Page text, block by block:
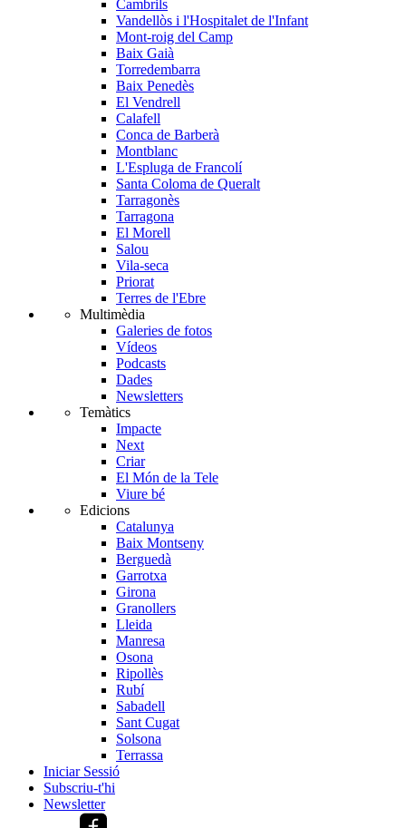
Cambrils
Vandellòs i l'Hospitalet de l'Infant
Mont-roig del Camp
Baix Gaià
Torredembarra
Baix Penedès
El Vendrell
Calafell
Conca de Barberà
Montblanc
L'Espluga de Francolí
Santa Coloma de Queralt
Tarragonès
Tarragona
El Morell
Salou
Vila-seca
Priorat
Terres de l'Ebre
Multimèdia
Galeries de fotos
Vídeos
Podcasts
Dades
Newsletters
Temàtics
Impacte
Next
Criar
El Món de la Tele
Viure bé
Edicions
Catalunya
Baix Montseny
Berguedà
Garrotxa
Girona
Granollers
Lleida
Manresa
Osona
Ripollès
Rubí
Sabadell
Sant Cugat
Solsona
Terrassa
Iniciar Sessió
Subscriu-t'hi
Newsletter